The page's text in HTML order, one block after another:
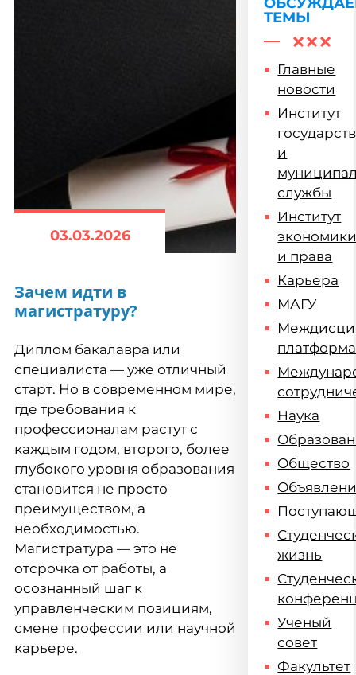
03.03.2026
Зачем идти в
магистратуру?
Диплом бакалавра или
специалиста — уже отличный
старт. Но в современном мире,
где требования к
профессионалам растут с
каждым годом, второго, более
глубокого уровня образования
становится не просто
преимуществом, а
необходимостью.
Магистратура — это не
отсрочка от работы, а
осознанный шаг к
управленческим позициям,
смене профессии или научной
карьере.
ТЕМЫ
Главные
новости
Институт
и
службы
Институт
и права
Карьера
МАГУ
платформа
Наука
Общество
жизнь
Ученый
совет
Факультет